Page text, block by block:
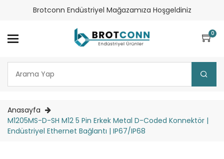
Brotconn Endüstriyel Mağazamıza Hoşgeldiniz
0
Anasayfa
M1205MS-D-SH M12 5 Pin Erkek Metal D-Coded Konnektör |
Endüstriyel Ethernet Bağlantı | IP67/IP68